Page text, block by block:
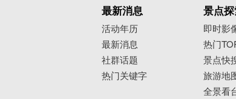
最新消息
活动年历
最新消息
社群话题
热门关键字
景点
即时影
热门
景点快
旅游地
全景看